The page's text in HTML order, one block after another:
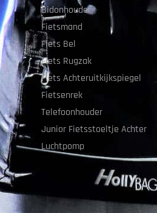
Bidonhouder
Fietsmand
Fiets Bel
Fiets Rugzak
Fiets Achteruitkijkspiegel
Fietsenrek
Telefoonhouder
Junior Fietsstoeltje Achter
Luchtpomp